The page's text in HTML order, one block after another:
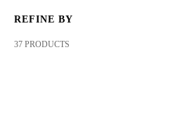
REFINE BY
37 PRODUCTS